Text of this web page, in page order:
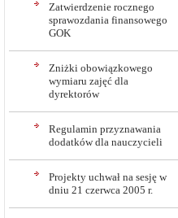
Zatwierdzenie rocznego
sprawozdania finansowego
GOK
Zniżki obowiązkowego
wymiaru zajęć dla
dyrektorów
Regulamin przyznawania
dodatków dla nauczycieli
Projekty uchwał na sesję w
dniu 21 czerwca 2005 r.